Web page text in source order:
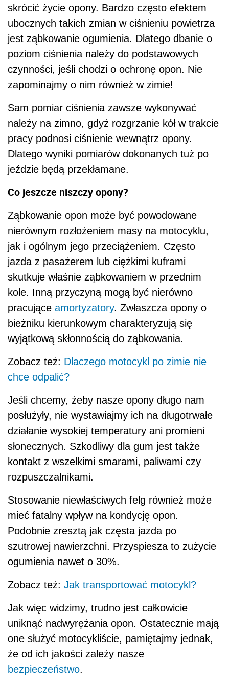
skrócić życie opony. Bardzo często efektem
ubocznych takich zmian w ciśnieniu powietrza
jest ząbkowanie ogumienia. Dlatego dbanie o
poziom ciśnienia należy do podstawowych
czynności, jeśli chodzi o ochronę opon. Nie
zapominajmy o nim również w zimie!
Sam pomiar ciśnienia zawsze wykonywać
należy na zimno, gdyż rozgrzanie kół w trakcie
pracy podnosi ciśnienie wewnątrz opony.
Dlatego wyniki pomiarów dokonanych tuż po
jeździe będą przekłamane.
Co jeszcze niszczy opony?
Ząbkowanie opon może być powodowane
nierównym rozłożeniem masy na motocyklu,
jak i ogólnym jego przeciążeniem. Często
jazda z pasażerem lub ciężkimi kuframi
skutkuje właśnie ząbkowaniem w przednim
kole. Inną przyczyną mogą być nierówno
pracujące amortyzatory. Zwłaszcza opony o
bieżniku kierunkowym charakteryzują się
wyjątkową skłonnością do ząbkowania.
Zobacz też: Dlaczego motocykl po zimie nie
chce odpalić?
Jeśli chcemy, żeby nasze opony długo nam
posłużyły, nie wystawiajmy ich na długotrwałe
działanie wysokiej temperatury ani promieni
słonecznych. Szkodliwy dla gum jest także
kontakt z wszelkimi smarami, paliwami czy
rozpuszczalnikami.
Stosowanie niewłaściwych felg również może
mieć fatalny wpływ na kondycję opon.
Podobnie zresztą jak częsta jazda po
szutrowej nawierzchni. Przyspiesza to zużycie
ogumienia nawet o 30%.
Zobacz też: Jak transportować motocykl?
Jak więc widzimy, trudno jest całkowicie
uniknąć nadwyrężania opon. Ostatecznie mają
one służyć motocykliście, pamiętajmy jednak,
że od ich jakości zależy nasze
bezpieczeństwo.